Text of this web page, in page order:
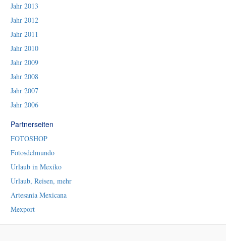
Jahr 2013
Jahr 2012
Jahr 2011
Jahr 2010
Jahr 2009
Jahr 2008
Jahr 2007
Jahr 2006
Partnerseiten
FOTOSHOP
Fotosdelmundo
Urlaub in Mexiko
Urlaub, Reisen, mehr
Artesania Mexicana
Mexport